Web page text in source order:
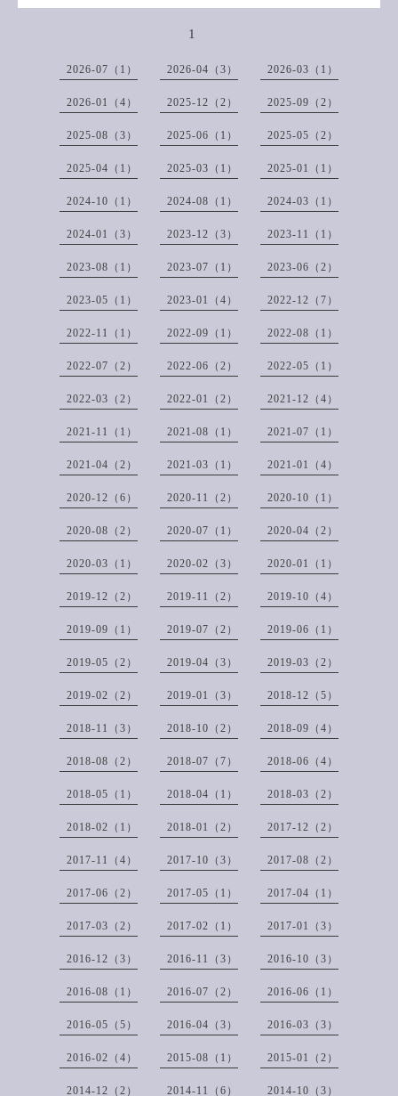
1
2026-07（1） 2026-04（3） 2026-03（1）
2026-01（4） 2025-12（2） 2025-09（2）
2025-08（3） 2025-06（1） 2025-05（2）
2025-04（1） 2025-03（1） 2025-01（1）
2024-10（1） 2024-08（1） 2024-03（1）
2024-01（3） 2023-12（3） 2023-11（1）
2023-08（1） 2023-07（1） 2023-06（2）
2023-05（1） 2023-01（4） 2022-12（7）
2022-11（1） 2022-09（1） 2022-08（1）
2022-07（2） 2022-06（2） 2022-05（1）
2022-03（2） 2022-01（2） 2021-12（4）
2021-11（1） 2021-08（1） 2021-07（1）
2021-04（2） 2021-03（1） 2021-01（4）
2020-12（6） 2020-11（2） 2020-10（1）
2020-08（2） 2020-07（1） 2020-04（2）
2020-03（1） 2020-02（3） 2020-01（1）
2019-12（2） 2019-11（2） 2019-10（4）
2019-09（1） 2019-07（2） 2019-06（1）
2019-05（2） 2019-04（3） 2019-03（2）
2019-02（2） 2019-01（3） 2018-12（5）
2018-11（3） 2018-10（2） 2018-09（4）
2018-08（2） 2018-07（7） 2018-06（4）
2018-05（1） 2018-04（1） 2018-03（2）
2018-02（1） 2018-01（2） 2017-12（2）
2017-11（4） 2017-10（3） 2017-08（2）
2017-06（2） 2017-05（1） 2017-04（1）
2017-03（2） 2017-02（1） 2017-01（3）
2016-12（3） 2016-11（3） 2016-10（3）
2016-08（1） 2016-07（2） 2016-06（1）
2016-05（5） 2016-04（3） 2016-03（3）
2016-02（4） 2015-08（1） 2015-01（2）
2014-12（2） 2014-11（6） 2014-10（3）